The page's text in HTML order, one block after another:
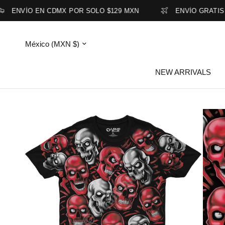
ENVÍO EN CDMX POR SOLO $129 MXN ENVÍO GRATIS
Actualizar
país/región
NEW ARRIVALS